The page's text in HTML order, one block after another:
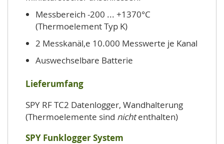
Messbereich -200 ... +1370°C
(Thermoelement Typ K)
2 Messkanäl,e 10.000 Messwerte je Kanal
Auswechselbare Batterie
Lieferumfang
SPY RF TC2 Datenlogger, Wandhalterung
(Thermoelemente sind nichtenthalten)
SPY Funklogger System